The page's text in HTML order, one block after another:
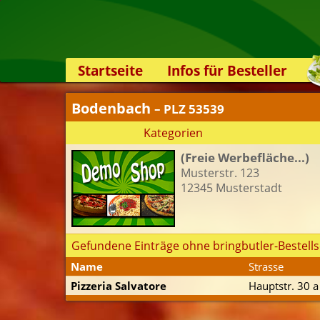
Startseite
Infos für Besteller
Lieferservice-App
Weiterempfehlen
Newsletter
Sicherheit
Kontakt
Bodenbach – PLZ 53539
Kategorien
(Freie Werbefläche...)
Musterstr. 123
12345 Musterstadt
Gefundene Einträge ohne bringbutler-
Name Strasse
Pizzeria Salvatore
Hauptstr. 30 a